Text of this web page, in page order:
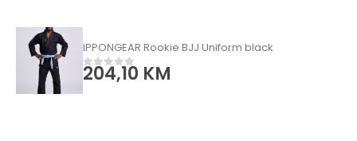
IPPONGEAR Rookie BJJ Uniform black
0od 5
204,10 KM